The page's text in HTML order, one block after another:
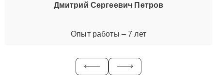
Дмитрий Сергеевич Петров
Опыт работы – 7 лет